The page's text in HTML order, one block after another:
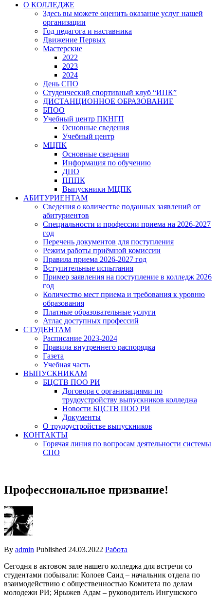
О КОЛЛЕДЖЕ
Здесь вы можете оценить оказание услуг нашей
организации
Год педагога и наставника
Движение Первых
Мастерские
2022
2023
2024
День СПО
Студенческий спортивный клуб “ИПК”
ДИСТАНЦИОННОЕ ОБРАЗОВАНИЕ
БПОО
Учебный центр ПКНГП
Основные сведения
Учебный центр
МЦПК
Основные сведения
Информация по обучению
ДПО
ПППК
Выпускники МЦПК
АБИТУРИЕНТАМ
Сведения о количестве поданных заявлений от
абитуриентов
Специальности и профессии приема на 2026-2027
год
Перечень документов для поступления
Режим работы приёмной комиссии
Правила приема 2026-2027 год
Вступительные испытания
Пример заявления на поступление в колледж 2026
год
Количество мест приема и требования к уровню
образования
Платные образовательные услуги
Атлас доступных профессий
СТУДЕНТАМ
Расписание 2023-2024
Правила внутреннего распорядка
Газета
Учебная часть
ВЫПУСКНИКАМ
БЦСТВ ПОО РИ
Договора с организациями по
трудоустройству выпускников колледжа
Новости БЦСТВ ПОО РИ
Документы
О трудоустройстве выпускников
КОНТАКТЫ
Горячая линия по вопросам деятельности системы
СПО
Профессиональное призвание!
By admin Published 24.03.2022 Работа
Сегодня в актовом зале нашего колледжа для встречи со
студентами побывали: Колоев Саид – начальник отдела по
взаимодействию с общественностью Комитета по делам
молодежи РИ; Ярыжев Адам – руководитель Ингушского